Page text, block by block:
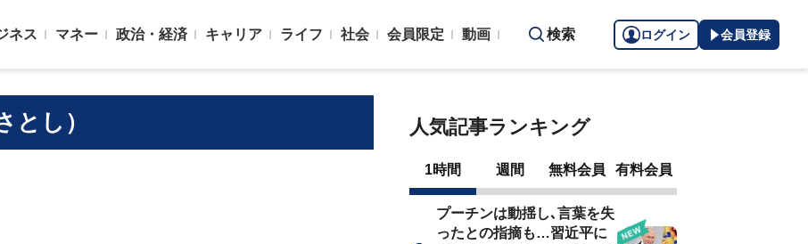
ネス マネー 政治・経済 キャリア ライフ 社会 会員限定 動画 検索 ログイン 会員登録
とし） 人気記事ランキング
1時間 週間 無料会員 有料会員
プーチンは動揺し､言葉を失
ったとの指摘も…習近平に